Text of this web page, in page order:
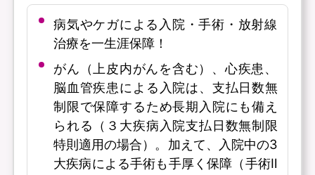
病気やケガによる入院・手術・放射線
治療を一生涯保障！
がん（上皮内がんを含む）、心疾患、
脳血管疾患による入院は、支払日数無
制限で保障するため長期入院にも備え
られる（３大疾病入院支払日数無制限
特則適用の場合）。加えて、入院中の3
大疾病による手術も手厚く保障（手術Ⅱ